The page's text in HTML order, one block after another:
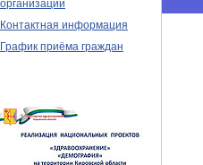
организаций
Контактная информация
График приёма граждан